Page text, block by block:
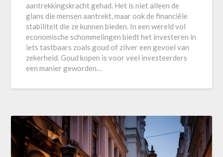
aantrekkingskracht gehad. Het is niet alleen de
glans die mensen aantrekt, maar ook de financiële
stabiliteit die ze kunnen bieden. In een wereld vol
economische schommelingen biedt het investeren in
iets tastbaars zoals goud of zilver een gevoel van
zekerheid. Goud kopen is voor veel investeerders
een manier geworden…